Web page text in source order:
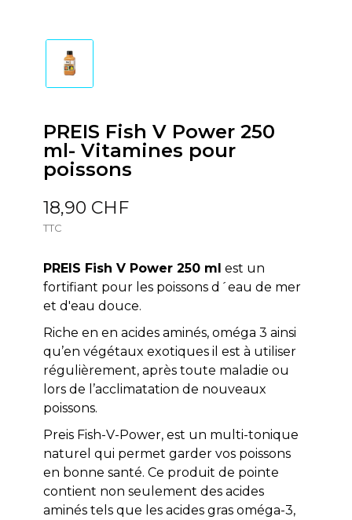
PREIS Fish V Power 250
ml- Vitamines pour
poissons
18,90 CHF
TTC
PREIS Fish V Power 250 ml est un
fortifiant pour les poissons d´eau de mer
et d'eau douce.
Riche en en acides aminés, oméga 3 ainsi
qu’en végétaux exotiques il est à utiliser
régulièrement, après toute maladie ou
lors de l’acclimatation de nouveaux
poissons.
Preis Fish-V-Power, est un multi-tonique
naturel qui permet garder vos poissons
en bonne santé. Ce produit de pointe
contient non seulement des acides
aminés tels que les acides gras oméga-3,